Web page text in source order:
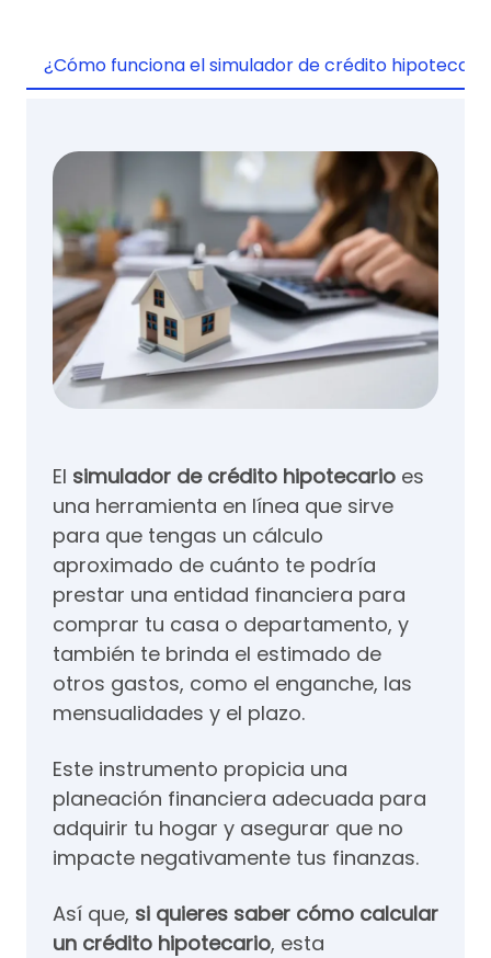
¿Cómo funciona el simulador de crédito
El simulador de crédito hipotecario es
una herramienta en línea que sirve
para que tengas un cálculo
aproximado de cuánto te podría
prestar una entidad financiera para
comprar tu casa o departamento, y
también te brinda el estimado de
otros gastos, como el enganche, las
mensualidades y el plazo.
Este instrumento propicia una
planeación financiera adecuada para
adquirir tu hogar y asegurar que no
impacte negativamente tus finanzas.
Así que, si quieres saber cómo calcular
un crédito hipotecario, esta